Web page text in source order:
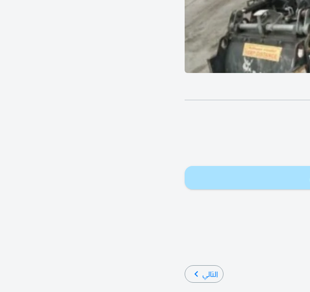
التالي